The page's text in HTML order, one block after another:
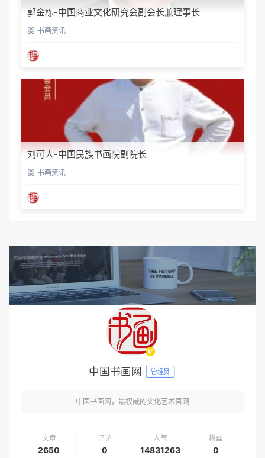
郭金栋-中国商业文化研究会副会长兼理事长
书画资讯
刘可人-中国民族书画院副院长
书画资讯
中国书画网 管理员
中国书画网，最权威的文化艺术官网
文章
2650
评论
0
人气
14831263
粉丝
0